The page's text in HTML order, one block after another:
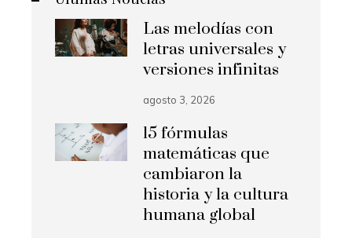
Las melodías con
letras universales y
versiones infinitas
agosto 3, 2026
15 fórmulas
matemáticas que
cambiaron la
historia y la cultura
humana global